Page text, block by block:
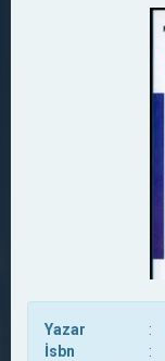
Yazar :
İsbn
: